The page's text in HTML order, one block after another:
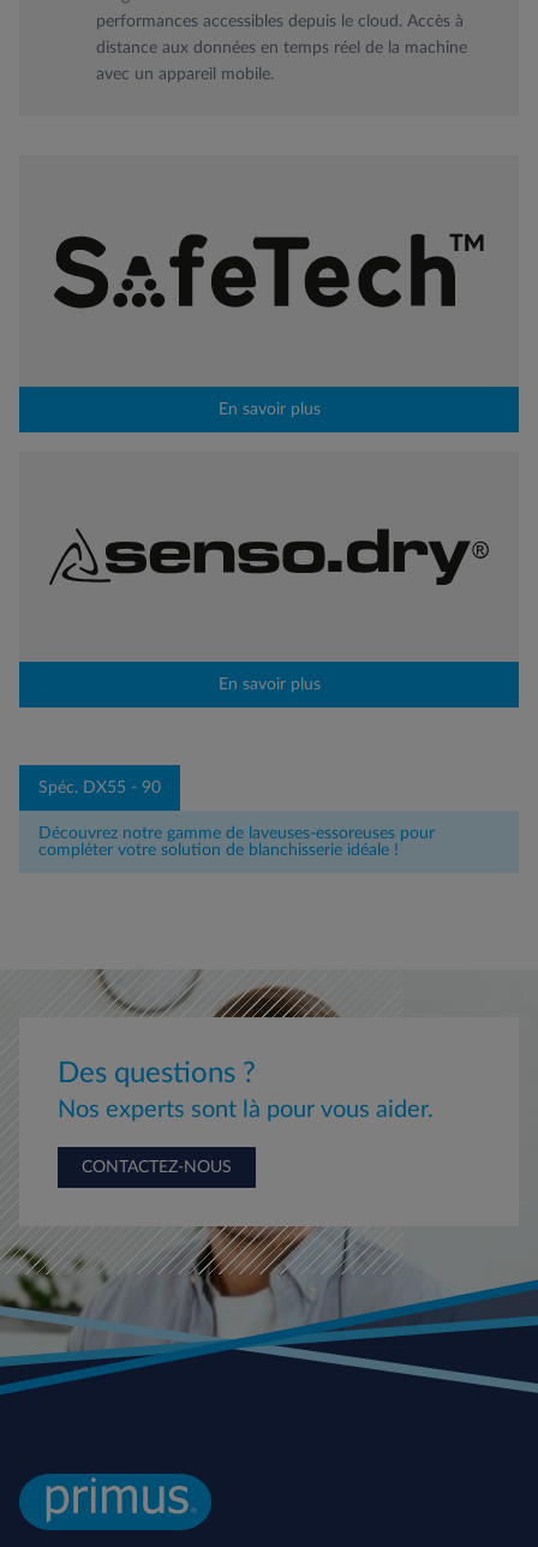
performances accessibles depuis le cloud. Accès à
distance aux données en temps réel de la machine
avec un appareil mobile.
En savoir plus
En savoir plus
Spéc. DX55 - 90
Découvrez notre gamme de laveuses-essoreuses pour
compléter votre solution de blanchisserie idéale !
Des questions ?
Nos experts sont là pour vous aider.
CONTACTEZ-NOUS